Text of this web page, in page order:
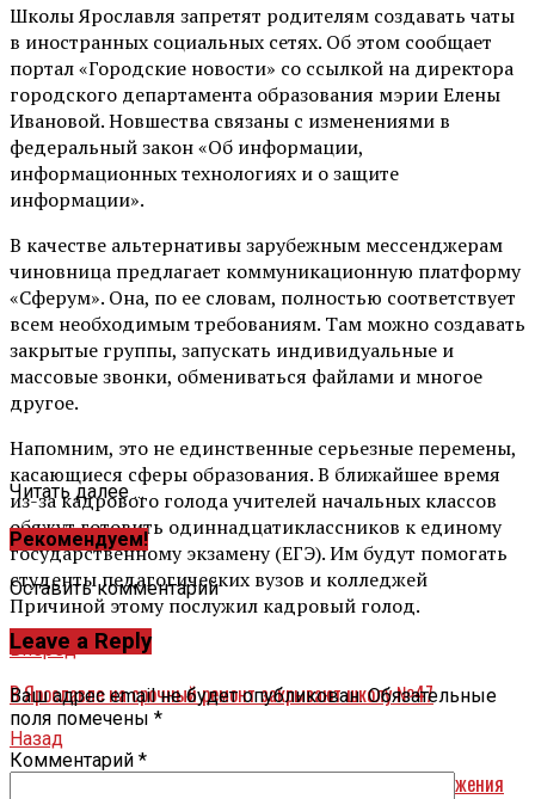
Школы Ярославля запретят родителям создавать чаты
в иностранных социальных сетях. Об этом сообщает
портал «Городские новости» со ссылкой на директора
городского департамента образования мэрии Елены
Ивановой. Новшества связаны с изменениями в
федеральный закон «Об информации,
информационных технологиях и о защите
информации».
В качестве альтернативы зарубежным мессенджерам
чиновница предлагает коммуникационную платформу
«Сферум». Она, по ее словам, полностью соответствует
всем необходимым требованиям. Там можно создавать
закрытые группы, запускать индивидуальные и
массовые звонки, обмениваться файлами и многое
другое.
Напомним, это не единственные серьезные перемены,
касающиеся сферы образования. В ближайшее время
из-за кадрового голода учителей начальных классов
обяжут готовить одиннадцатиклассников к единому
государственному экзамену (ЕГЭ). Им будут помогать
студенты педагогических вузов и колледжей
Причиной этому послужил кадровый голод.
Вперед
В Ярославле на срочный ремонт закрывают школу №47
Назад
О работах по созданию интеллектуальной системы обнаружения
Читать далее ...
Рекомендуем!
Оставить комментарий
Leave a Reply
Ваш адрес email не будет опубликован. Обязательные
поля помечены *
Комментарий *